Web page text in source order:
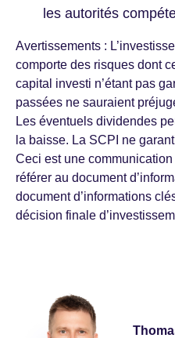
les autorités
Avertissements :
comporte des risques dont
capital investi n’étant pas
passées ne sauraient
Les éventuels dividendes
la baisse. La SCPI ne
Ceci est une
référer au document
document d’informations
décision finale